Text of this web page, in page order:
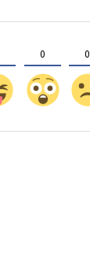
0 0